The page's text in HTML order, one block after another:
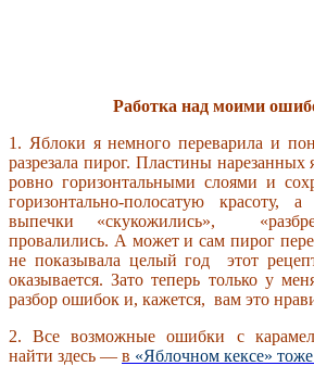
Работка над моими
1. Яблоки я немного переварила и
разрезала пирог. Пластины нарезанных
ровно горизонтальными слоями и
горизонтально-полосатую
выпечки «скукожились»,
провалились. А может и сам пирог
не показывала целый год этот
оказывается. Зато теперь только у
разбор ошибок и, кажется, вам это
2. Все возможные ошибки с
найти здесь — в «Яблочном кексе»